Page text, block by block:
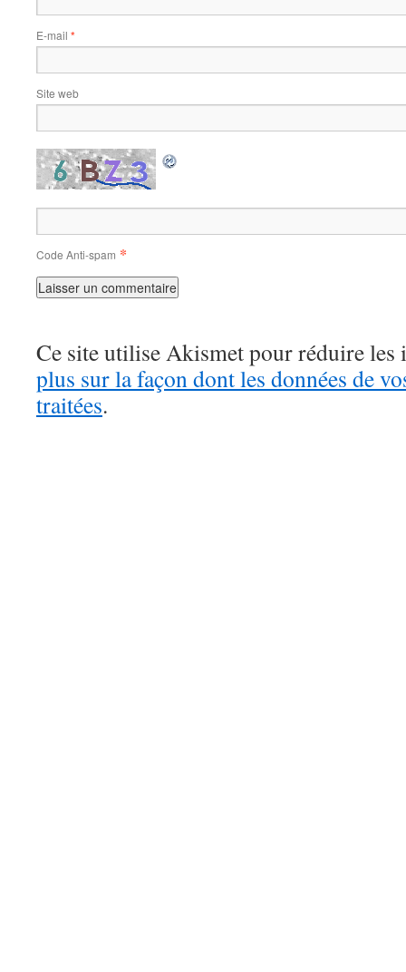
E-mail *
Site web
Code Anti-spam *
Ce site utilise Akismet pour réduire les
plus sur la façon dont les données de
traitées.